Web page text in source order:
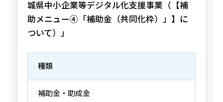
城県中小企業等デジタル化支援事業（【補
助メニュー④「補助金（共同化枠）」】に
ついて）」
種類
補助金・助成金